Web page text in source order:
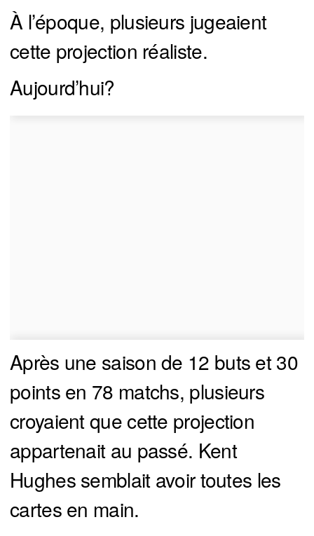
À l’époque, plusieurs jugeaient
cette projection réaliste.
Aujourd’hui?
Après une saison de 12 buts et 30
points en 78 matchs, plusieurs
croyaient que cette projection
appartenait au passé. Kent
Hughes semblait avoir toutes les
cartes en main.